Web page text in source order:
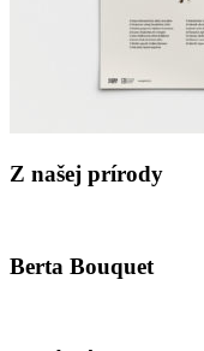
Z našej prírody
Berta Bouquet